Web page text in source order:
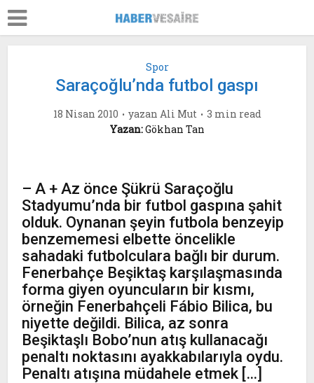
Spor
Saraçoğlu’nda futbol gaspı
18 Nisan 2010 yazan Ali Mut
3 min read
Yazan:Gökhan Tan
– A + Az önce Şükrü Saraçoğlu
Stadyumu’nda bir futbol gaspına şahit
olduk. Oynanan şeyin futbola benzeyip
benzememesi elbette öncelikle
sahadaki futbolculara bağlı bir durum.
Fenerbahçe Beşiktaş karşılaşmasında
forma giyen oyuncuların bir kısmı,
örneğin Fenerbahçeli Fábio Bilica, bu
niyette değildi. Bilica, az sonra
Beşiktaşlı Bobo’nun atış kullanacağı
penaltı noktasını ayakkabılarıyla oydu.
Penaltı atışına müdahele etmek […]